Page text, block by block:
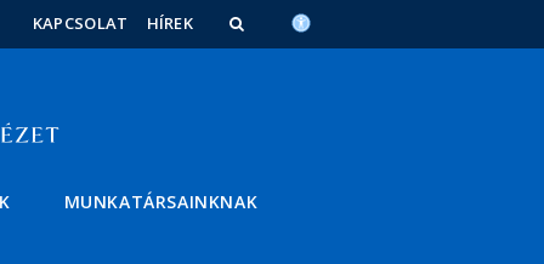
KAPCSOLAT HÍREK
MUNKATÁRSAINKNAK